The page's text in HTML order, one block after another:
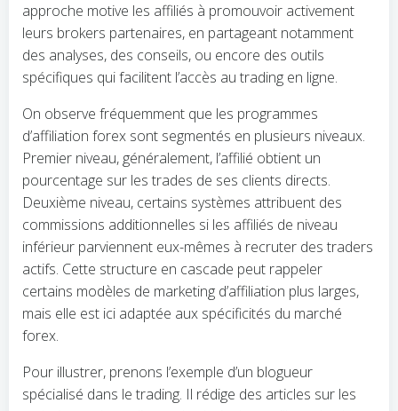
approche motive les affiliés à promouvoir activement
leurs brokers partenaires, en partageant notamment
des analyses, des conseils, ou encore des outils
spécifiques qui facilitent l’accès au trading en ligne.
On observe fréquemment que les programmes
d’affiliation forex sont segmentés en plusieurs niveaux.
Premier niveau, généralement, l’affilié obtient un
pourcentage sur les trades de ses clients directs.
Deuxième niveau, certains systèmes attribuent des
commissions additionnelles si les affiliés de niveau
inférieur parviennent eux-mêmes à recruter des traders
actifs. Cette structure en cascade peut rappeler
certains modèles de marketing d’affiliation plus larges,
mais elle est ici adaptée aux spécificités du marché
forex.
Pour illustrer, prenons l’exemple d’un blogueur
spécialisé dans le trading. Il rédige des articles sur les